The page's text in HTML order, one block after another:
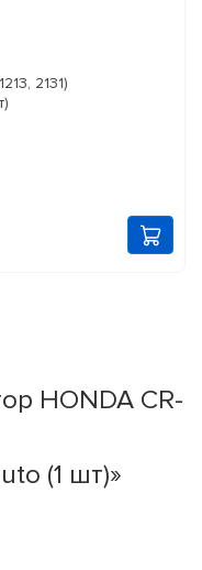
2131)
HONDA CR-
(1 шт)»